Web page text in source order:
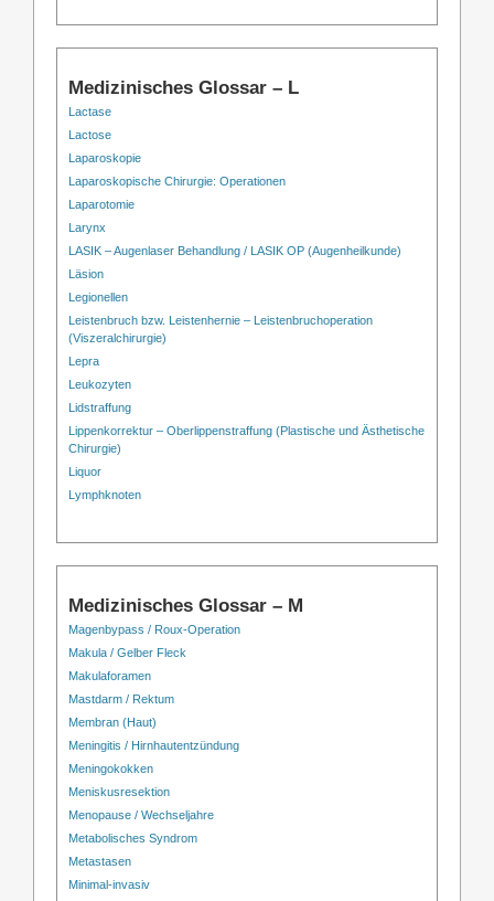
Medizinisches Glossar – L
Lactase
Lactose
Laparoskopie
Laparoskopische Chirurgie: Operationen
Laparotomie
Larynx
LASIK – Augenlaser Behandlung / LASIK OP (Augenheilkunde)
Läsion
Legionellen
Leistenbruch bzw. Leistenhernie – Leistenbruchoperation
(Viszeralchirurgie)
Lepra
Leukozyten
Lidstraffung
Lippenkorrektur – Oberlippenstraffung (Plastische und Ästhetische
Chirurgie)
Liquor
Lymphknoten
Medizinisches Glossar – M
Magenbypass / Roux-Operation
Makula / Gelber Fleck
Makulaforamen
Mastdarm / Rektum
Membran (Haut)
Meningitis / Hirnhautentzündung
Meningokokken
Meniskusresektion
Menopause / Wechseljahre
Metabolisches Syndrom
Metastasen
Minimal-invasiv